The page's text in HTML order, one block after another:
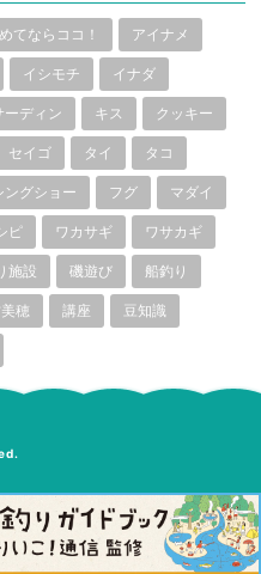
てならココ！ アイナメ
イシモチ イナダ
ーディン キス クッキー
セイゴ タイ タコ
ングショー フグ マダイ
ピ ワカサギ ワサカギ
施設 磯遊び 船釣り
穂 講座 豆知識